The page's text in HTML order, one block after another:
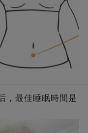
，最佳睡眠時間是